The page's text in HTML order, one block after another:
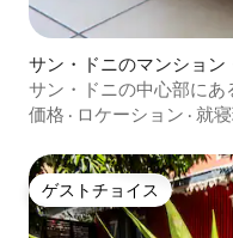
サン・ドニのマンション
サン・ドニの中心部にあ
で行ける - コージー＆ク
価格 · ロケーション · 就
ゲストチョイス
ゲストチョイス